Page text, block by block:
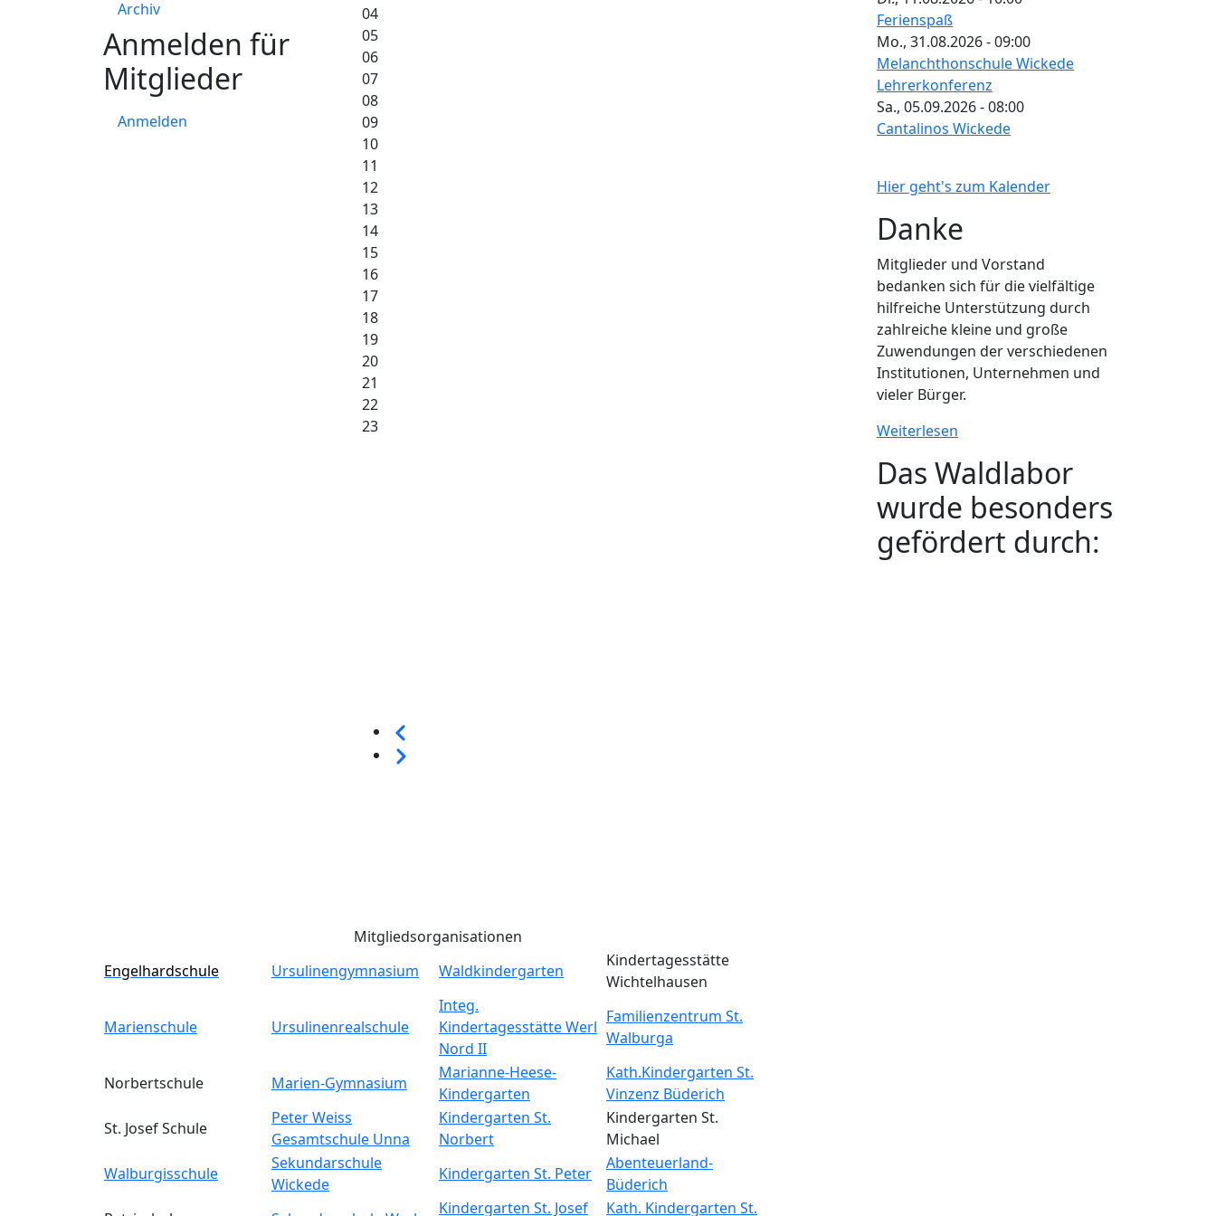
04
05
06
07
08
09
10
11
12
13
14
15
16
17
18
19
20
21
22
23
Seitennummerierung
Weiter
Archiv
Anmelden für
Mitglieder
Anmelden
Ferienspaß
Mo., 31.08.2026 - 09:00
Melanchthonschule Wickede
Lehrerkonferenz
Sa., 05.09.2026 - 08:00
Cantalinos Wickede
Hier geht's zum Kalender
Danke
Mitglieder und Vorstand
bedanken sich für die vielfältige
hilfreiche Unterstützung durch
zahlreiche kleine und große
Zuwendungen der verschiedenen
Institutionen, Unternehmen und
vieler Bürger.
Weiterlesen
Das Waldlabor
wurde besonders
gefördert durch:
Mitgliedsorganisationen
Engelhardschule
Ursulinengymnasium Waldkindergarten
Kindertagesstätte
Wichtelhausen
Marienschule Ursulinenrealschule
Integ.
Kindertagesstätte Werl
Nord II
Familienzentrum St.
Walburga
Norbertschule Marien-Gymnasium
Marianne-Heese-
Kindergarten
Kath.Kindergarten St.
Vinzenz Büderich
St. Josef Schule
Peter Weiss
Gesamtschule Unna
Kindergarten St.
Norbert
Kindergarten St.
Michael
Walburgisschule
Sekundarschule
Wickede
Kindergarten St. Peter
Abenteuerland-
Büderich
Kindergarten St. Josef Kath. Kindergarten St.